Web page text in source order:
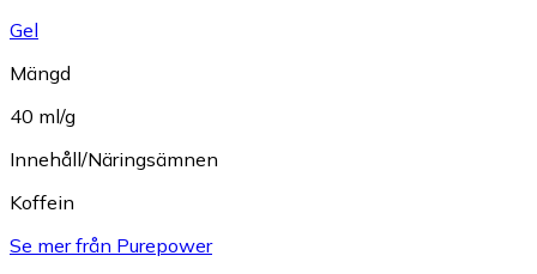
Gel
Mängd
40 ml/g
Innehåll/Näringsämnen
Koffein
Se mer från Purepower